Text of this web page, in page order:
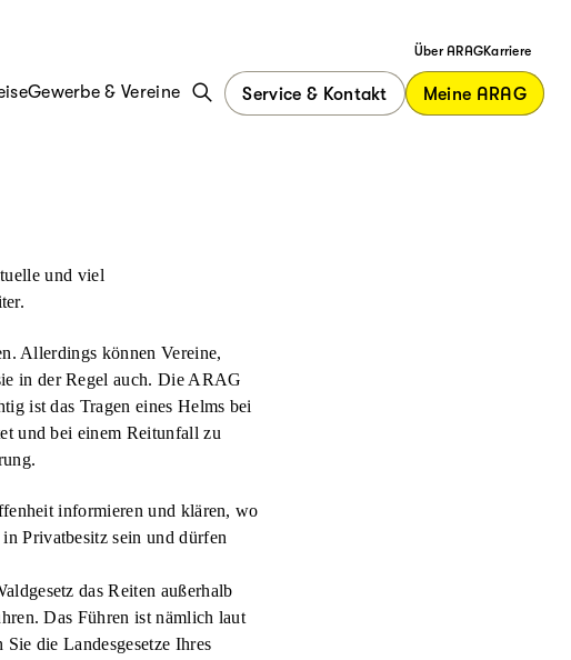
Gewerbe & Vereine Service & Kontakt Meine ARAG
Über ARAGKarriere
und viel
Allerdings können Vereine,
in der Regel auch. Die ARAG
ist das Tragen eines Helms bei
und bei einem Reitunfall zu
informieren und klären, wo
Privatbesitz sein und dürfen
das Reiten außerhalb
Das Führen ist nämlich laut
die Landesgesetze Ihres